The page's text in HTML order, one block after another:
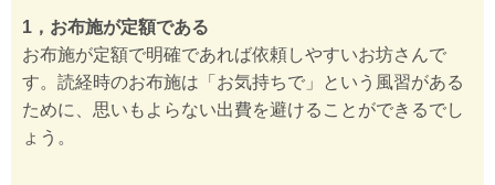
1，お布施が定額である
お布施が定額で明確であれば依頼しやすいお坊さんで
す。読経時のお布施は「お気持ちで」という風習がある
ために、思いもよらない出費を避けることができるでし
ょう。